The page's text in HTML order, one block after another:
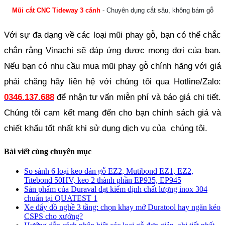
Mũi cắt CNC Tideway 3 cánh - Chuyên dụng cắt sâu, không bám gỗ
Với sự đa dạng về các loại mũi phay gỗ, bạn có thể chắc
chắn rằng Vinachi sẽ đáp ứng được mong đợi của bạn.
Nếu bạn có nhu cầu mua mũi phay gỗ chính hãng với giá
phải chăng hãy liên hệ với chúng tôi qua Hotline/Zalo:
0346.137.688 để nhận tư vấn miễn phí và báo giá chi tiết.
Chúng tôi cam kết mang đến cho bạn chính sách giá và
chiết khấu tốt nhất khi sử dụng dịch vụ của  chúng tôi.
Bài viết cùng chuyên mục
So sánh 6 loại keo dán gỗ EZ2, Mutibond EZ1, EZ2,
Titebond 50HV, keo 2 thành phần EP935, EP945
Sản phẩm của Duraval đạt kiểm định chất lượng inox 304
chuẩn tại QUATEST 1
Xe đẩy đồ nghề 3 tầng: chọn khay mở Duratool hay ngăn kéo
CSPS cho xưởng?